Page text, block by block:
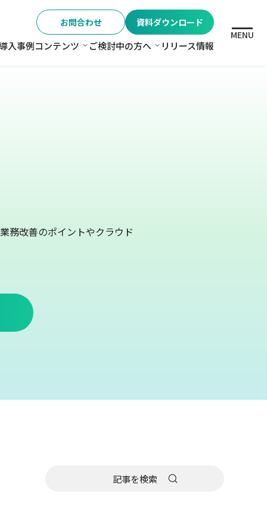
お問合わせ 資料ダウンロード
入事例コンテンツ コンテンツ
ご検討中の方へ ご検討中の方へ
リリース情報
MENU
務改善のポイントやクラウド